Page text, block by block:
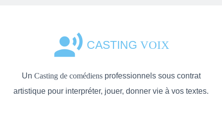
record_voice_over CASTING VOIX
Un Casting de comédiensprofessionnels sous contrat
artistique pour interpréter, jouer, donner vie à vos textes.